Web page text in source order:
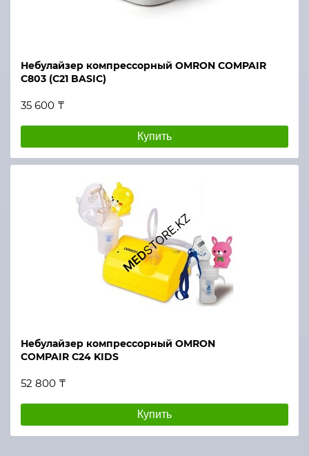
Небулайзер компрессорный OMRON COMPAIR
C803 (C21 BASIC)
35 600 ₸
Купить
Небулайзер компрессорный OMRON
COMPAIR C24 KIDS
52 800 ₸
Купить